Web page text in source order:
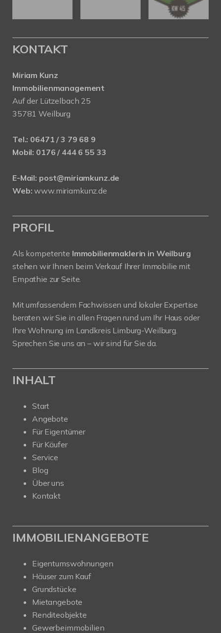
KONTAKT
Miriam Kunz
Immobilienmanagement
Auf der Lützelbach 25
35781 Weilburg
Tel.: 06471 / 3 79 68 9
Mobil: 0176 / 444 6 55 33
E-Mail: post@miriamkunz.de
Web: www.miriamkunz.de
PROFIL
Als kompetente Immobilienmaklerin in Weilburg
stehen wir Ihnen beim Verkauf Ihrer Immobilie mit
Empathie zur Seite.
Mit umfassendem Fachwissen und lokaler Expertise
beraten wir Sie in allen Fragen rund um Ihr Haus oder
Ihre Wohnung im Landkreis Limburg-Weilburg.
Sprechen Sie uns an – wir sind für Sie da.
INHALT
Start
Angebote
Für Eigentümer
Für Käufer
Service
Blog
Über uns
Kontakt
IMMOBILIENANGEBOTE
Eigentumswohnungen
Häuser zum Kauf
Grundstücke
Mietangebote
Renditeobjekte
Gewerbeimmobilien